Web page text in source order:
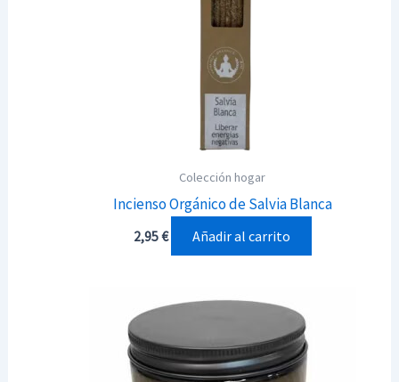
Colección hogar
Incienso Orgánico de Salvia Blanca
2,95€ Añadir al carrito